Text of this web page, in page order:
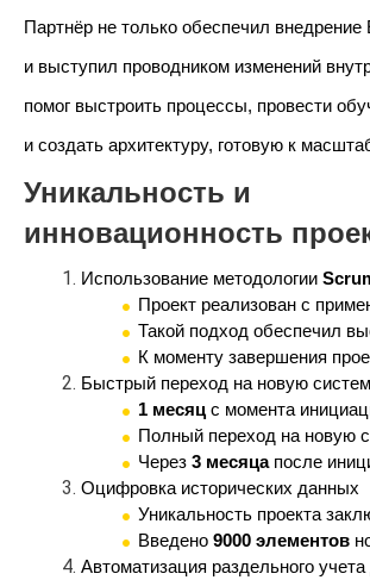
Партнёр не только обеспечил
и выступил проводником изменений
помог выстроить процессы, провести
и создать архитектуру, готовую к
Уникальность и
инновационность
Использование методологии
Проект реализован с
Такой подход обеспечил
К моменту завершения
Быстрый переход на новую
1 месяц с момента
Полный переход на новую
Через 3 месяца после
Оцифровка исторических данных
Уникальность проекта
Введено 9000 элементов
Автоматизация раздельного